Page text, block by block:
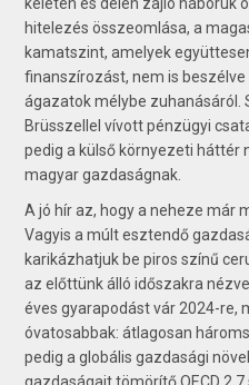
hitelezés összeomlása, a
kamatszint, amelyek
finanszírozást, nem is
ágazatok mélybe zuhanásáról.
Brüsszellel vívott pénzügyi
pedig a külső környezeti
magyar gazdaságnak.
A jó hír az, hogy a neheze már
Vagyis a múlt esztendő
karikázhatjuk be piros színű
az előttünk álló időszakra
éves gyarapodást vár 2024-re,
óvatosabbak: átlagosan
pedig a globális gazdasági